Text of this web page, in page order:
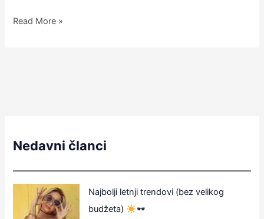
Read More »
Nedavni članci
Najbolji letnji trendovi (bez velikog
budžeta)